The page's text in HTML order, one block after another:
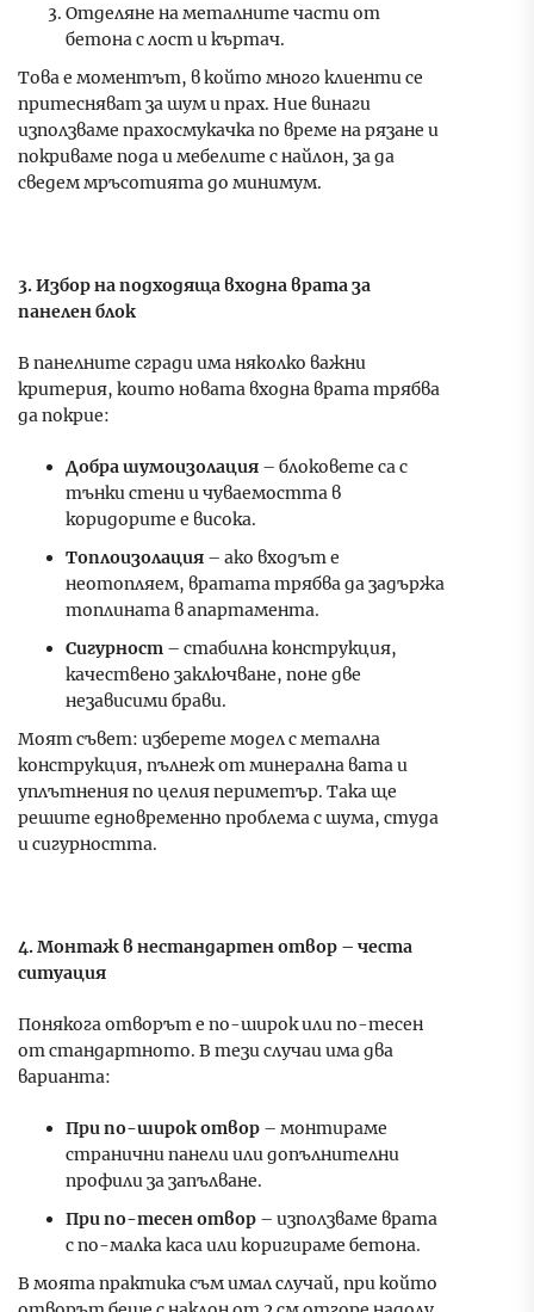
Отделяне на металните части от
бетона с лост и къртач.
Това е моментът, в който много клиенти се
притесняват за шум и прах. Ние винаги
използваме прахосмукачка по време на рязане и
покриваме пода и мебелите с найлон, за да
сведем мръсотията до минимум.
3. Избор на подходяща входна врата за
панелен блок
В панелните сгради има няколко важни
критерия, които новата входна врата трябва
да покрие:
Добра шумоизолация – блоковете са с
тънки стени и чуваемостта в
коридорите е висока.
Топлоизолация – ако входът е
неотопляем, вратата трябва да задържа
топлината в апартамента.
Сигурност – стабилна конструкция,
качествено заключване, поне две
независими брави.
Моят съвет: изберете модел с метална
конструкция, пълнеж от минерална вата и
уплътнения по целия периметър. Така ще
решите едновременно проблема с шума, студа
и сигурността.
4. Монтаж в нестандартен отвор – честа
ситуация
Понякога отворът е по-широк или по-тесен
от стандартното. В тези случаи има два
варианта:
При по-широк отвор – монтираме
странични панели или допълнителни
профили за запълване.
При по-тесен отвор – използваме врата
с по-малка каса или коригираме бетона.
В моята практика съм имал случай, при който